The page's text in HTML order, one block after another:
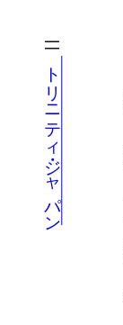
トリニティ・ジャパン